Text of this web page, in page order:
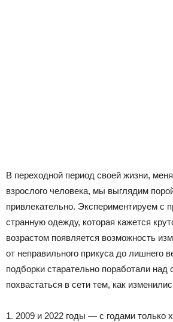
В переходной период своей жизни,
взрослого человека, мы выглядим
привлекательно. Экспериментируем с
странную одежду, которая кажется
возрастом появляется возможность
от неправильного прикуса до лишнего
подборки старательно поработали
похвастаться в сети тем, как
1. 2009 и 2022 годы — с годами только